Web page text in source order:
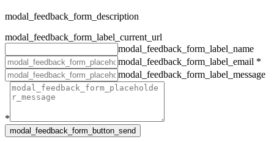
modal_feedback_form_description
modal_feedback_form_label_current_url
modal_feedback_form_label_name
modal_feedback_form_label_email *
modal_feedback_form_label_message
*